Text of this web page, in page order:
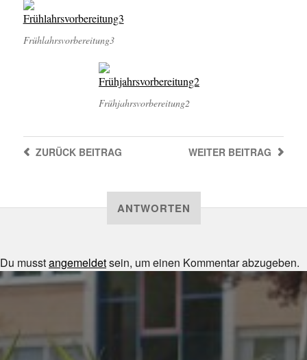
Frühlahrsvorbereitung3
Frühjahrsvorbereitung2
WEITER BEITRAG
ZURÜCKBEITRAG
ANTWORTEN
Du musstangemeldetsein, um einen Kommentar abzugeben.